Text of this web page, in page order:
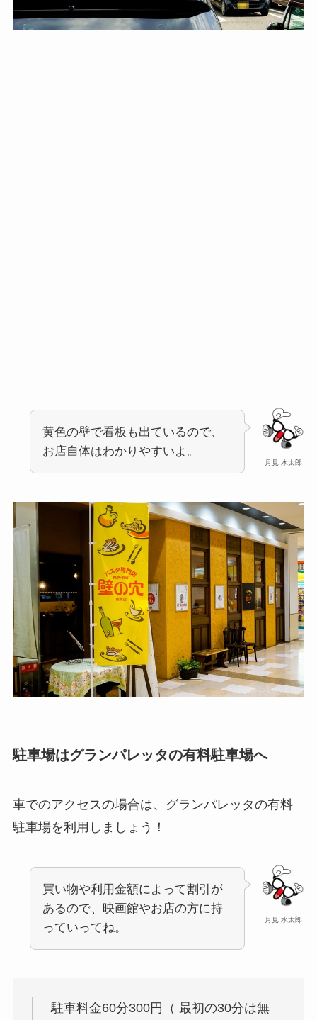
月見 水太郎
黄色の壁で看板も出ているので、
お店自体はわかりやすいよ。
駐車場はグランパレッタの有料駐車場へ
車でのアクセスの場合は、グランパレッタの有料
駐車場を利用しましょう！
月見 水太郎
買い物や利用金額によって割引が
あるので、映画館やお店の方に持
っていってね。
駐車料金60分300円（ 最初の30分は無